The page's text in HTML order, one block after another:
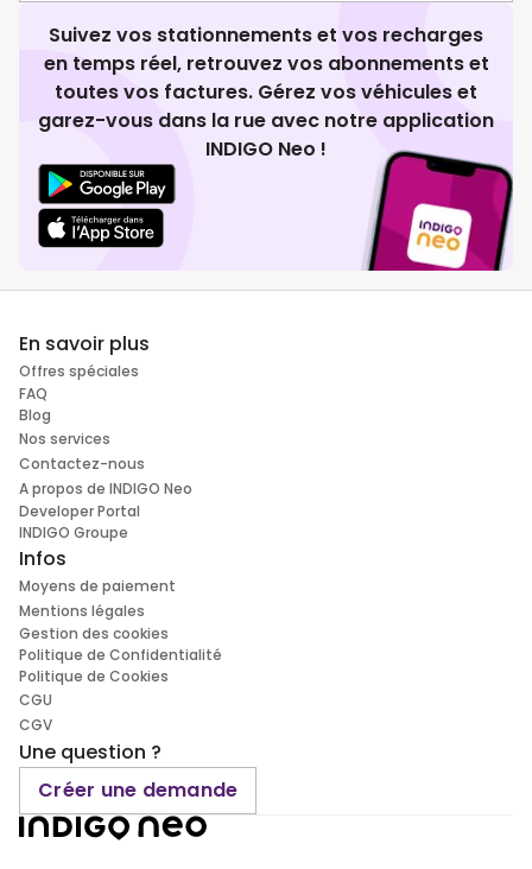
Suivez vos stationnements et vos recharges
en temps réel, retrouvez vos abonnements et
toutes vos factures. Gérez vos véhicules et
garez-vous dans la rue avec notre application
INDIGO Neo !
En savoir plus
Offres spéciales
FAQ
Blog
Nos services
Contactez-nous
A propos de INDIGO Neo
Developer Portal
INDIGO Groupe
Infos
Moyens de paiement
Mentions légales
Gestion des cookies
Politique de Confidentialité
Politique de Cookies
CGU
CGV
Une question ?
Créer une demande